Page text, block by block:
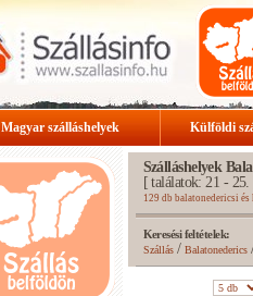
Magyar szálláshelyek Külföldi
Szálláshelyek
[ találatok: 21 - 25.
129 db balatonedericsi
Keresési feltételek:
Szállás/ Balatonederics